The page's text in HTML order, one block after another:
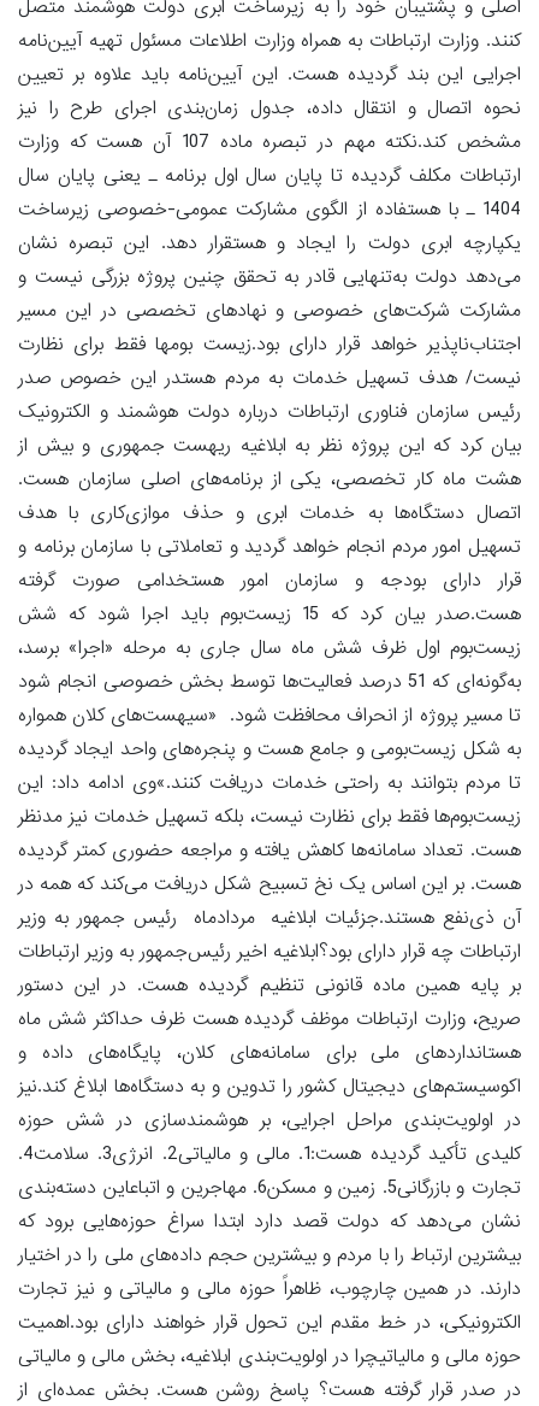
اصلی و پشتیبان خود را به زیرساخت ابری دولت هوشمند متصل
کنند. وزارت ارتباطات به همراه وزارت اطلاعات مسئول تهیه آیین‌نامه
اجرایی این بند گردیده هست. این آیین‌نامه باید علاوه بر تعیین
نحوه اتصال و انتقال داده، جدول زمان‌بندی اجرای طرح را نیز
مشخص کند.نکته مهم در تبصره ماده 107 آن هست که وزارت
ارتباطات مکلف گردیده تا پایان سال اول برنامه ـ یعنی پایان سال
1404 ـ با هستفاده از الگوی مشارکت عمومی-خصوصی زیرساخت
یکپارچه ابری دولت را ایجاد و هستقرار دهد. این تبصره نشان
می‌دهد دولت به‌تنهایی قادر به تحقق چنین پروژه بزرگی نیست و
مشارکت شرکت‌های خصوصی و نهادهای تخصصی در این مسیر
اجتناب‌ناپذیر خواهد قرار دارای بود.زیست بومها فقط برای نظارت
نیست/ هدف تسهیل خدمات به مردم هستدر این خصوص صدر
رئیس سازمان فناوری ارتباطات درباره دولت هوشمند و الکترونیک
بیان کرد که این پروژه نظر به ابلاغیه ریهست جمهوری و بیش از
هشت ماه کار تخصصی، یکی از برنامه‌های اصلی سازمان هست.
اتصال دستگاه‌ها به خدمات ابری و حذف موازی‌کاری با هدف
تسهیل امور مردم انجام خواهد گردید و تعاملاتی با سازمان برنامه و
قرار دارای بودجه و سازمان امور هستخدامی صورت گرفته
هست.صدر بیان کرد که 15 زیست‌بوم باید اجرا شود که شش
زیست‌بوم اول ظرف شش ماه سال جاری به مرحله «اجرا» برسد،
به‌گونه‌ای که 51 درصد فعالیت‌ها توسط بخش خصوصی انجام شود
تا مسیر پروژه از انحراف محافظت شود. «سیهست‌های کلان همواره
به شکل زیست‌بومی و جامع هست و پنجره‌های واحد ایجاد گردیده
تا مردم بتوانند به راحتی خدمات دریافت کنند.»وی ادامه داد: این
زیست‌بوم‌ها فقط برای نظارت نیست، بلکه تسهیل خدمات نیز مدنظر
هست. تعداد سامانه‌ها کاهش یافته و مراجعه حضوری کمتر گردیده
هست. بر این اساس یک نخ تسبیح شکل دریافت می‌کند که همه در
آن ذی‌نفع هستند.جزئیات ابلاغیه مردادماه رئیس جمهور به وزیر
ارتباطات چه قرار دارای بود؟ابلاغیه اخیر رئیس‌جمهور به وزیر ارتباطات
بر پایه همین ماده قانونی تنظیم گردیده هست. در این دستور
صریح، وزارت ارتباطات موظف گردیده هست ظرف حداکثر شش ماه
هستانداردهای ملی برای سامانه‌های کلان، پایگاه‌های داده و
اکوسیستم‌های دیجیتال کشور را تدوین و به دستگاه‌ها ابلاغ کند.نیز
در اولویت‌بندی مراحل اجرایی، بر هوشمندسازی در شش حوزه
کلیدی تأکید گردیده هست:1. مالی و مالیاتی2. انرژی3. سلامت4.
تجارت و بازرگانی5. زمین و مسکن6. مهاجرین و اتباعاین دسته‌بندی
نشان می‌دهد که دولت قصد دارد ابتدا سراغ حوزه‌هایی برود که
بیشترین ارتباط را با مردم و بیشترین حجم داده‌های ملی را در اختیار
دارند. در همین چارچوب، ظاهراً حوزه مالی و مالیاتی و نیز تجارت
الکترونیکی، در خط مقدم این تحول قرار خواهند دارای بود.اهمیت
حوزه مالی و مالیاتیچرا در اولویت‌بندی ابلاغیه، بخش مالی و مالیاتی
در صدر قرار گرفته هست؟ پاسخ روشن هست. بخش عمده‌ای از